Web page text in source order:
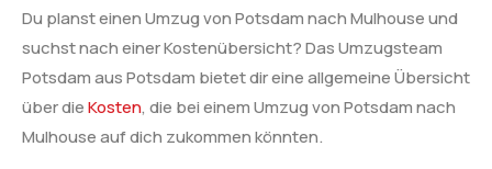
Du planst einen Umzug von Potsdam nach Mulhouse und
suchst nach einer Kostenübersicht? Das Umzugsteam
Potsdam aus Potsdam bietet dir eine allgemeine Übersicht
über dieKosten, die bei einem Umzug von Potsdam nach
Mulhouse auf dich zukommen könnten.